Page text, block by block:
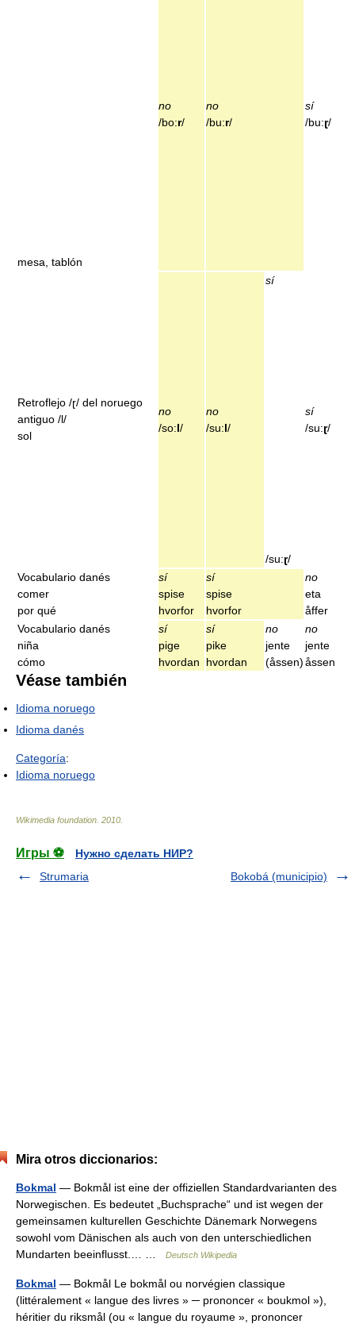
mesa, tablón
no
/bo:r/
no
/bu:r/
sí
/bu:ɽ/
Retroflejo /ɽ/ del noruego
antiguo /l/
sol
no
/so:l/
no
/su:l/
sí
/su:ɽ/
sí
/su:ɽ/
Vocabulario danés
comer
por qué
sí
spise
hvorfor
sí
spise
hvorfor
no
eta
åffer
Vocabulario danés
niña
cómo
sí
pige
hvordan
sí
pike
hvordan
no
jente
(åssen)
no
jente
åssen
Véase también
Idioma noruego
Idioma danés
Categoría:
Idioma noruego
Wikimedia foundation 2010
Игры ⚽
Нужно сделать НИР?
Strumaria
Bokobá (municipio)
Mira otros diccionarios:
Bokmal — Bokmål ist eine der offiziellen Standardvarianten des
Norwegischen. Es bedeutet „Buchsprache“ und ist wegen der
gemeinsamen kulturellen Geschichte Dänemark Norwegens
sowohl vom Dänischen als auch von den unterschiedlichen
Mundarten beeinflusst.… …
Deutsch Wikipedia
Bokmal — Bokmål Le bokmål ou norvégien classique
(littéralement « langue des livres » ─ prononcer « boukmol »),
héritier du riksmål (ou « langue du royaume », prononcer